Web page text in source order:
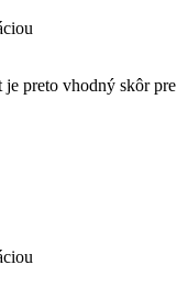
preto vhodný skôr pre